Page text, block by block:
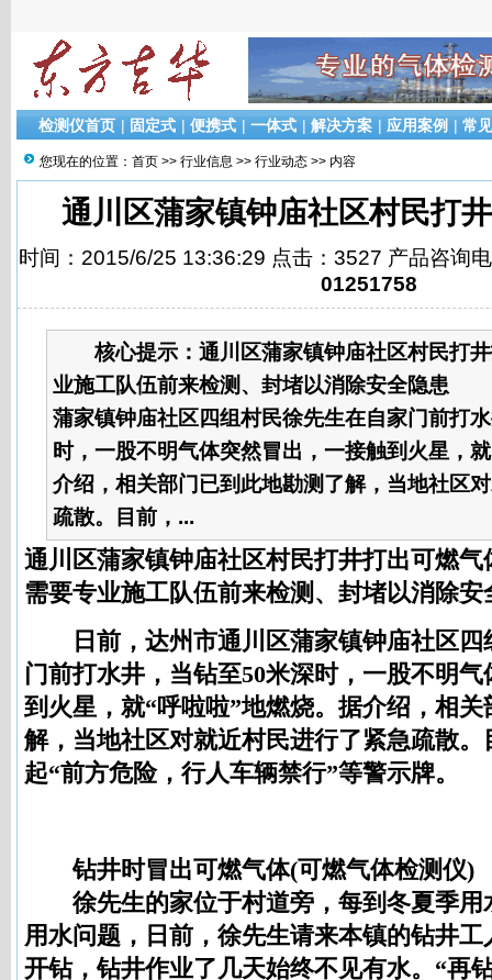
检测仪首页 | 固定式 | 便携式 | 一体式 | 解决方案 | 应用案例 | 常
您现在的位置： 首页 >> 行业信息 >> 行业动态 >> 内容
通川区蒲家镇钟庙社区村民打
时间：2015/6/25 13:36:29 点击：3527 产品咨询
01251758
核心提示： 通川区蒲家镇钟庙社区村民打
业施工队伍前来检测、封堵以消除安全隐患
蒲家镇钟庙社区四组村民徐先生在自家门前打
时，一股不明气体突然冒出，一接触到火星，
介绍，相关部门已到此地勘测了解，当地社区
疏散。目前，...
通川区蒲家镇钟庙社区村民打井打出可燃气
需要专业施工队伍前来检测、封堵以消除安
日前，达州市通川区蒲家镇钟庙社区四
门前打水井，当钻至50米深时，一股不明
到火星，就“呼啦啦”地燃烧。据介绍，相
解，当地社区对就近村民进行了紧急疏散
起“前方危险，行人车辆禁行”等警示牌。
钻井时冒出可燃气体(可燃气体检测仪)
徐先生的家位于村道旁，每到冬夏季用
用水问题，日前，徐先生请来本镇的钻井
开钻，钻井作业了几天始终不见有水。“再